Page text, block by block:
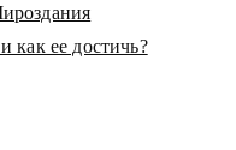
как ее достичь?